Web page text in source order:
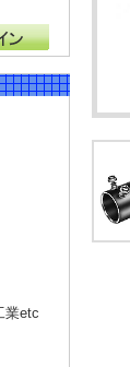
業etc